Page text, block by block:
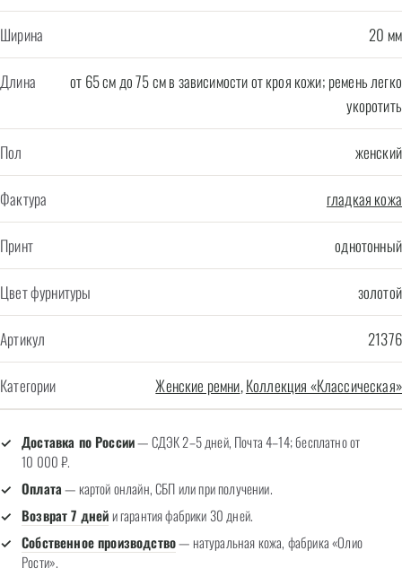
Ширина 20 мм
Длина
от 65 см до 75 см в зависимости от кроя кожи; ремень легко
укоротить
Пол женский
Фактура гладкая кожа
Принт однотонный
Цвет фурнитуры золотой
Артикул 21376
Категории Женские ремни,Коллекция «Классическая»
Доставка по России— СДЭК 2–5 дней, Почта 4–14; бесплатно от
10 000 ₽.
Оплата— картой онлайн, СБП или при получении.
Возврат 7 днейи гарантия фабрики 30 дней.
Собственное производство— натуральная кожа, фабрика «Олио
Рости».